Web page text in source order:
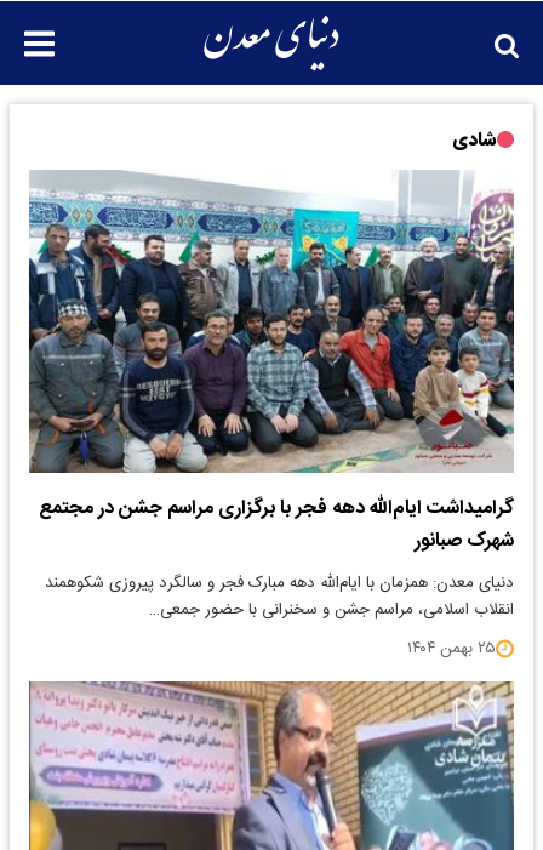
شادی
گرامیداشت ایام‌الله دهه فجر با برگزاری مراسم جشن در مجتمع
شهرک صبانور​
دنیای معدن: همزمان با ایام‌الله دهه مبارک فجر و سالگرد پیروزی شکوهمند
انقلاب اسلامی، مراسم جشن و سخنرانی با حضور جمعی…
۲۵ بهمن ۱۴۰۴